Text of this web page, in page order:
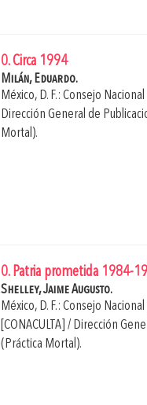
0. Circa 1994
Milán, Eduardo.
México, D. F.: Consejo
Dirección General de
Mortal).
0. Patria prometida 1984-
Shelley, Jaime Augusto.
México, D. F.: Consejo
[CONACULTA] / Dirección
(Práctica Mortal).